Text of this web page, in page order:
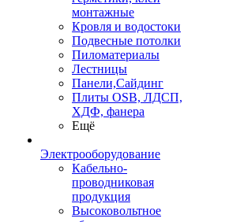
монтажные
Кровля и водостоки
Подвесные потолки
Пиломатериалы
Лестницы
Панели,Сайдинг
Плиты OSB, ЛДСП,
ХДФ, фанера
Ещё
Электрооборудование
Кабельно-
проводниковая
продукция
Высоковольтное